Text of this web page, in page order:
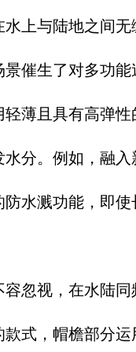
水上与陆地之间
景催生了对多功
轻薄且具有高弹
水分。例如，融
防水溅功能，即
容忽视，在水陆
款式，帽檐部分